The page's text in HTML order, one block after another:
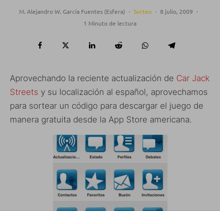
M. Alejandro W. García Fuentes (Esfera) · Sorteo · 8 julio, 2009 ·
1 Minuto de lectura
Aprovechando la reciente actualización de Car Jack
Streets y su localización al español, aprovechamos
para sortear un código para descargar el juego de
manera gratuita desde la App Store americana.